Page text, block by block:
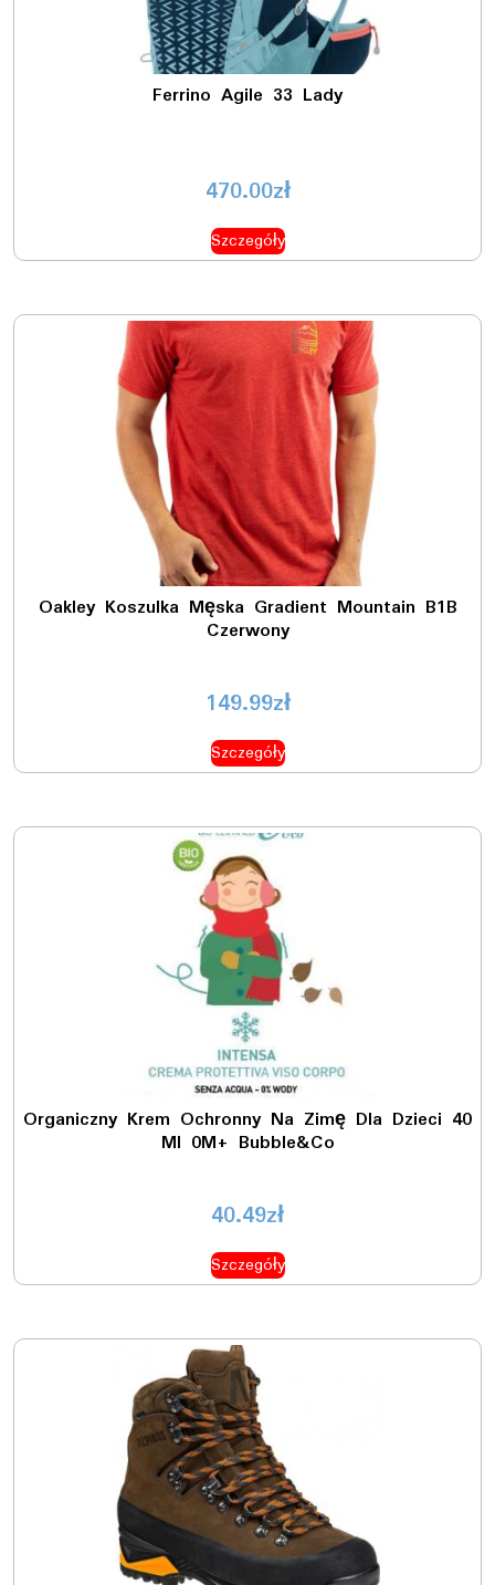
Ferrino Agile 33 Lady
470.00zł
Szczegóły
Oakley Koszulka Męska Gradient Mountain B1B
Czerwony
149.99zł
Szczegóły
Organiczny Krem Ochronny Na Zimę Dla Dzieci 40
Ml 0M+ Bubble&Co
40.49zł
Szczegóły